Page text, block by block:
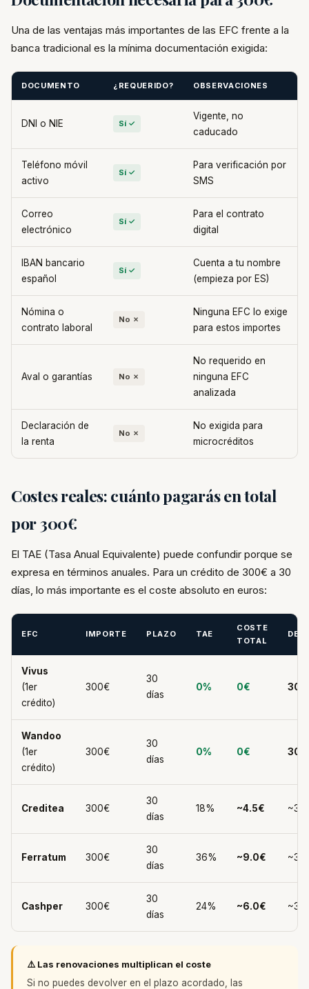
Una de las ventajas más importantes de las EFC frente a la
banca tradicional es la mínima documentación exigida:
DOCUMENTO ¿REQUERIDO? OBSERVACIONES
DNI o NIE Sí ✓
Vigente, no
caducado
Teléfono móvil
activo
Sí ✓
Para verificación por
SMS
Correo
electrónico
Sí ✓
Para el contrato
digital
IBAN bancario
español
Sí ✓
Cuenta a tu nombre
(empieza por ES)
Nómina o
contrato laboral
No ✗
Ninguna EFC lo exige
para estos importes
Aval o garantías No ✗
No requerido en
ninguna EFC
analizada
Declaración de
la renta
No ✗
No exigida para
microcréditos
Costes reales: cuánto pagarás en total
por 300€
El TAE (Tasa Anual Equivalente) puede confundir porque se
expresa en términos anuales. Para un crédito de 300€ a 30
días, lo más importante es el coste absoluto en euros:
EFC IMPORTE PLAZO TAE
COSTE
TOTAL
Vivus
(1er
crédito)
300€
30
días
0% 0€
Wandoo
(1er
crédito)
300€
30
días
0% 0€
Creditea 300€
30
días
18% ~4.5€
Ferratum 300€
30
días
36% ~9.0€
Cashper 300€
30
días
24% ~6.0€
⚠️ Las renovaciones multiplican el coste
Si no puedes devolver en el plazo acordado, las